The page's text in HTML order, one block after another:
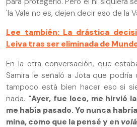
'la Vale no es, dejen decir eso de la
Lee también: La drástica
Leiva tras ser eliminada de
En la otra conversación, que
Samira le señaló a Jota que
tampoco está bien hacer eso si
nada. "Ayer, fue loco, me hirvió
me había pasado. Yo nunca
mina, como que la pensé y en volá